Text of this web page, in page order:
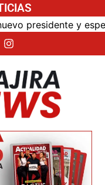
resultados para La